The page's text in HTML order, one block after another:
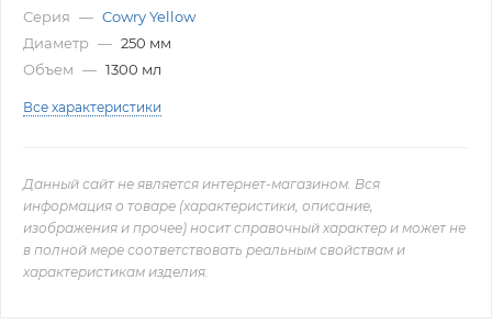
Серия — Cowry Yellow
Диаметр — 250 мм
Объем — 1300 мл
Все характеристики
Данный сайт не является интернет-магазином. Вся
информация о товаре (характеристики, описание,
изображения и прочее) носит справочный характер и может не
в полной мере соответствовать реальным свойствам и
характеристикам изделия.